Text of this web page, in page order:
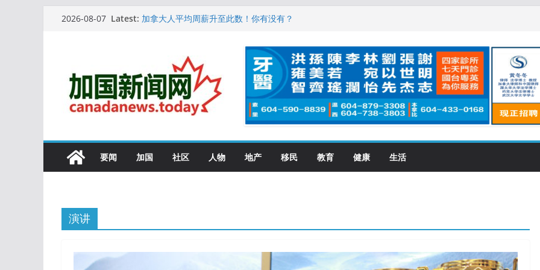
2026-08-07 Latest: 10万人排队入籍加拿大！美占一半，现在申请要等19个月
特鲁多半裸与水果姐海滩激吻! 热恋一年感情持续升温
更多名校恢复SAT 考试，新学年大学申请开跑7个大不同
要闻 加国 社区 人物 地产 移民 教育 健康 生活
演讲